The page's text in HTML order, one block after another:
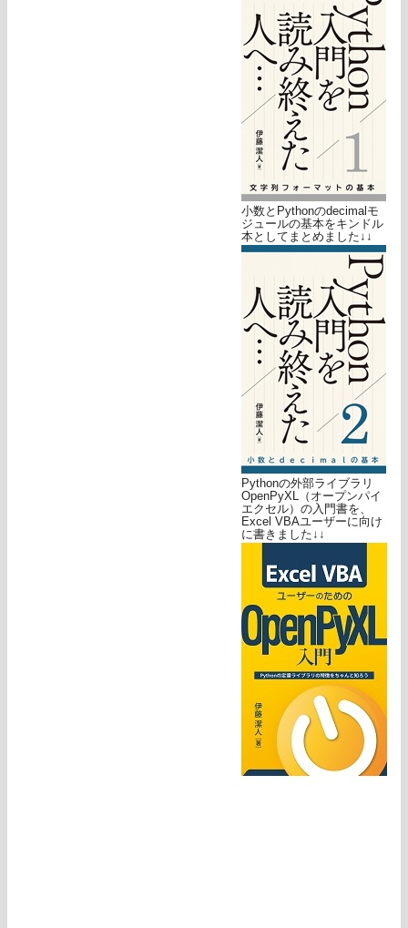
小数とPythonのdecimalモ
ジュールの基本をキンドル
本としてまとめました↓↓
Pythonの外部ライブラリ
OpenPyXL（オープンパイ
エクセル）の入門書を、
Excel VBAユーザーに向け
に書きました↓↓